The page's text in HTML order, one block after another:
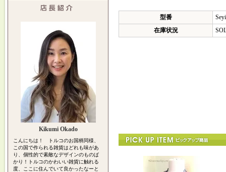
Kikumi Okado
こんにちは！ トルコのお国柄同様、
この国で作られる雑貨はどれも味があ
り、個性的で素敵なデザインのものば
かり！トルコのかわいい雑貨に触れる
度、ここに住んでいて良かったなーと
型番
在庫状況